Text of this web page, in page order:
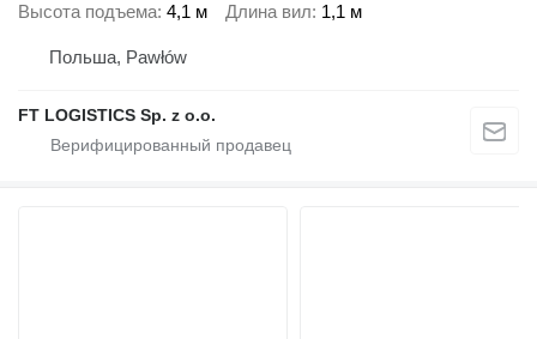
Высота подъема 4,1 м Длина вил 1,1 м
Польша, Pawłów
FT LOGISTICS Sp. z o.o.